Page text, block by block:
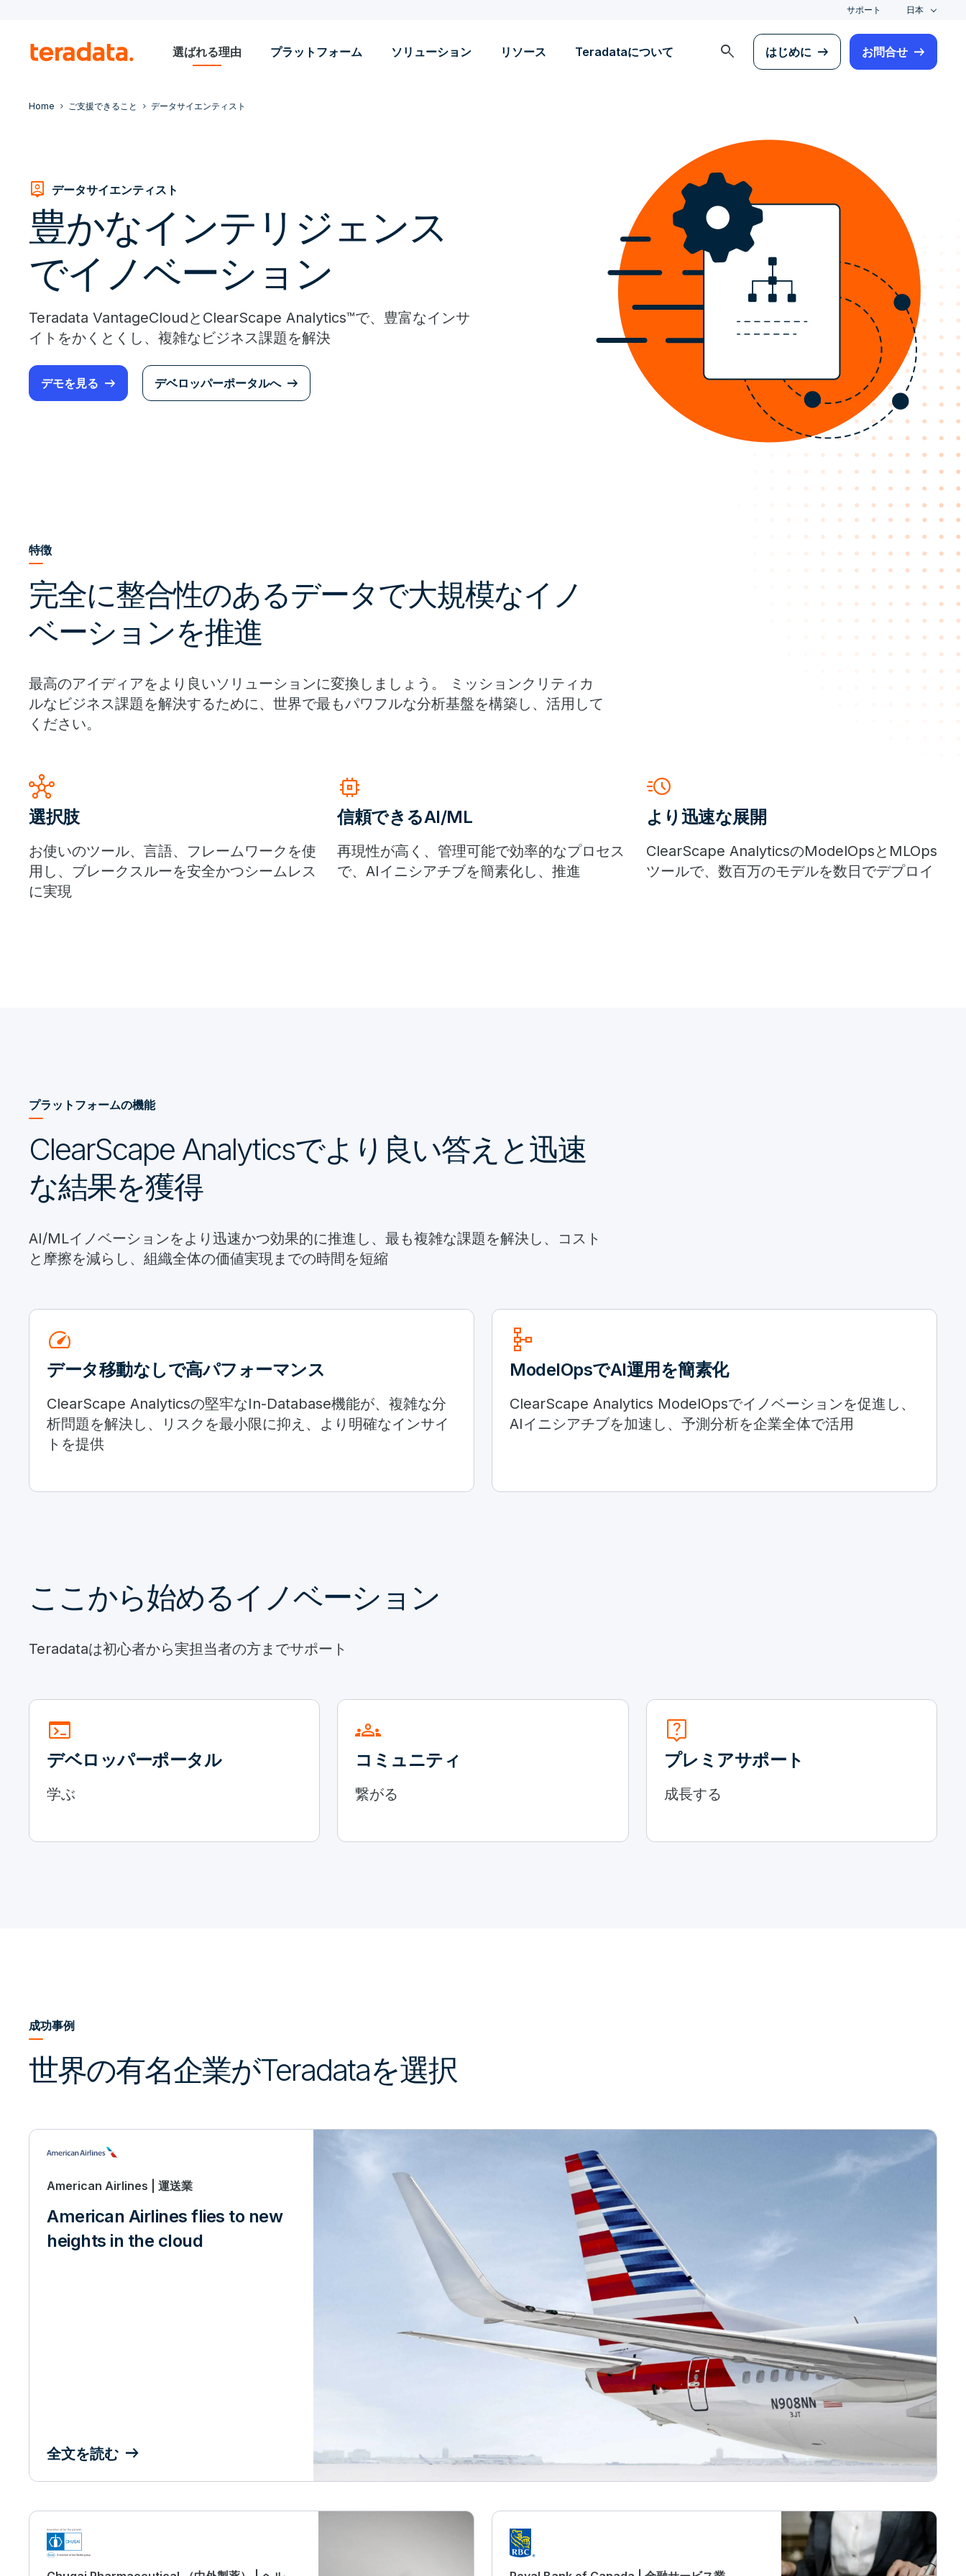
サポート 日本
選ばれる理由 プラットフォーム ソリューション リソース Teradataについて search はじめに お問合せ
Home ご支援できること データサイエンティスト
person_pin データサイエンティスト
豊かなインテリジェンス
でイノベーション
Teradata VantageCloudとClearScape Analytics™で、豊富なインサ
イトをかくとくし、複雑なビジネス課題を解決
デモを見る デベロッパーポータルへ
特徴
完全に整合性のあるデータで大規模なイノ
ベーションを推進
最高のアイディアをより良いソリューションに変換しましょう。 ミッションクリティカ
ルなビジネス課題を解決するために、世界で最もパワフルな分析基盤を構築し、活用して
ください。
hub
選択肢
お使いのツール、言語、フレームワークを使
用し、ブレークスルーを安全かつシームレス
に実現
memory
信頼できるAI/ML
再現性が高く、管理可能で効率的なプロセス
で、AIイニシアチブを簡素化し、推進
acute
より迅速な展開
ClearScape AnalyticsのModelOpsとMLOps
ツールで、数百万のモデルを数日でデプロイ
プラットフォームの機能
ClearScape Analyticsでより良い答えと迅速
な結果を獲得
AI/MLイノベーションをより迅速かつ効果的に推進し、最も複雑な課題を解決し、コスト
と摩擦を減らし、組織全体の価値実現までの時間を短縮
speed
データ移動なしで高パフォーマンス
ClearScape Analyticsの堅牢なIn-Database機能が、複雑な分
析問題を解決し、リスクを最小限に抑え、より明確なインサイ
トを提供
schema
ModelOpsでAI運用を簡素化
ClearScape Analytics ModelOpsでイノベーションを促進し、
AIイニシアチブを加速し、予測分析を企業全体で活用
ここから始めるイノベーション
Teradataは初心者から実担当者の方までサポート
terminal
デベロッパーポータル
学ぶ
groups
コミュニティ
繋がる
live_help
プレミアサポート
成長する
成功事例
世界の有名企業がTeradataを選択
American Airlines | 運送業
American Airlines flies to new
heights in the cloud
全文を読む